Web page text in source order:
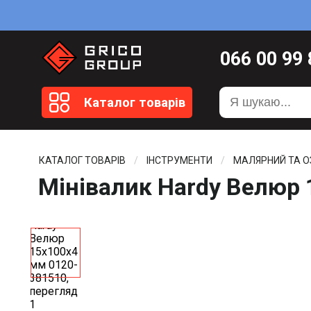
Каталог товарів
066 00 99
099 20 51
099 20 59
КАТАЛОГ ТОВАРІВ ІНСТРУМЕНТИ МАЛЯРНИЙ ТА
Мінівалик Hardy